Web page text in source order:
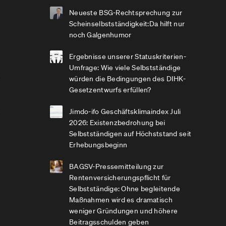
Neueste BSG-Rechtsprechung zur
Scheinselbstständigkeit:Da hilft nur
noch Galgenhumor
Ergebnisse unserer Statuskriterien-
Umfrage: Wie viele Selbstständige
würden die Bedingungen des DIHK-
Gesetzentwurfs erfüllen?
Jimdo-ifo Geschäftsklimaindex Juli
2026: Existenzbedrohung bei
Selbstständigen auf Höchststand seit
Erhebungsbeginn
BAGSV-Pressemitteilung zur
Rentenversicherungspflicht für
Selbstständige: Ohne begleitende
Maßnahmen wird es dramatisch
weniger Gründungen und höhere
Beitragsschulden geben